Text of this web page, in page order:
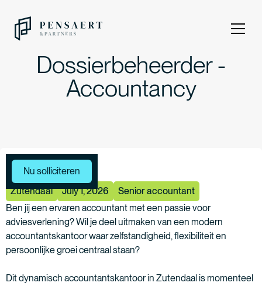
Dossierbeheerder -
Accountancy
Meer vacatures
Zutendaal July 1, 2026
Senior accountant
Ben jij een ervaren accountant met een passie voor
adviesverlening? Wil je deel uitmaken van een modern
accountantskantoor waar zelfstandigheid, flexibiliteit en
persoonlijke groei centraal staan?
Dit dynamisch accountantskantoor in Zutendaal is momenteel
Nu solliciteren